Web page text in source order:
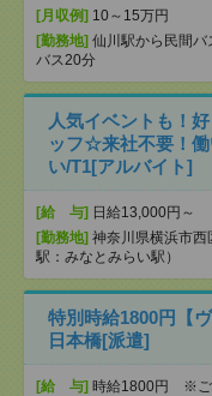
[月収例] 10～15万円
[勤務地] 仙川駅から民間バ
バス20分
人気イベントも！
ッフ☆来社不要！
い/T1[アルバイト]
[給 与] 日給13,000円～
[勤務地] 神奈川県横浜市西
駅：みなとみらい駅）
特別時給1800円【
日本橋[派遣]
[給 与] 時給1800円 ※ご